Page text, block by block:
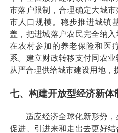
市落户限制，合理确定大城
市人口规模。稳步推进城镇
盖，把进城落户农民完全纳入
在农村参加的养老保险和医
系。建立财政转移支付同农业
从严合理供给城市建设用地，
七、构建开放型经济新体
适应经济全球化新形势
促进、引进来和走出去更好